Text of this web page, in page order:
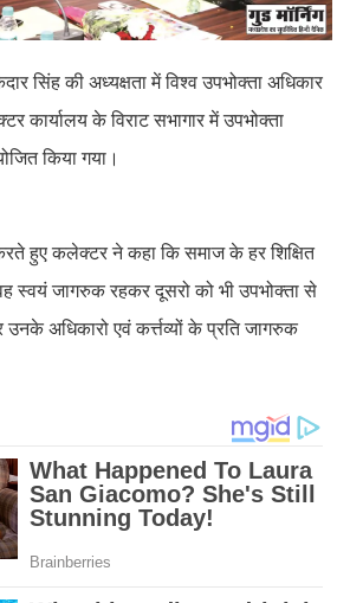
सिंह की अध्यक्षता में विश्व उपभोक्ता अधिकार
कार्यालय के विराट सभागार में उपभोक्ता
किया गया।
हुए कलेक्टर ने कहा कि समाज के हर शिक्षित
स्वयं जागरुक रहकर दूसरो को भी उपभोक्ता से
अधिकारो एवं कर्त्तव्यों के प्रति जागरुक